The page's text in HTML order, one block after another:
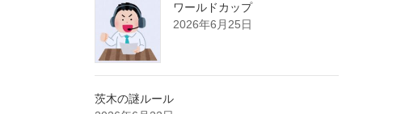
ワールドカップ
2026年6月25日
茨木の謎ルール